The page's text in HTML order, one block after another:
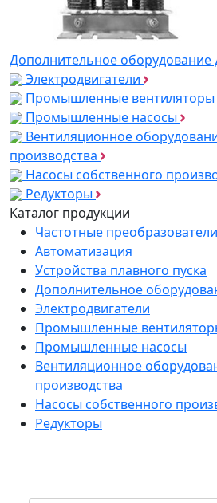
Дополнительное
Электродвигатели
Промышленные вентиляторы
Промышленные насосы
Вентиляционное
производства
Насосы собственного
Редукторы
Каталог продукции
Частотные преобразователи
Автоматизация
Устройства плавного пуска
Дополнительное
Электродвигатели
Промышленные
Промышленные насосы
Вентиляционное
производства
Насосы собственного
Редукторы